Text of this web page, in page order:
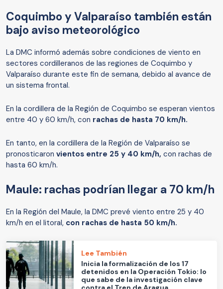
Coquimbo y Valparaíso también están
bajo aviso meteorológico
La DMC informó además sobre condiciones de viento en
sectores cordilleranos de las regiones de Coquimbo y
Valparaíso durante este fin de semana, debido al avance de
un sistema frontal.
En la cordillera de la Región de Coquimbo se esperan vientos
entre 40 y 60 km/h, con rachas de hasta 70 km/h.
En tanto, en la cordillera de la Región de Valparaíso se
pronosticaron vientos entre 25 y 40 km/h, con rachas de
hasta 60 km/h.
Maule: rachas podrían llegar a 70 km/h
En la Región del Maule, la DMC prevé viento entre 25 y 40
km/h en el litoral, con rachas de hasta 50 km/h.
Lee También
Inicia la formalización de los 17
detenidos en la Operación Tokio: lo
que sabe de la investigación clave